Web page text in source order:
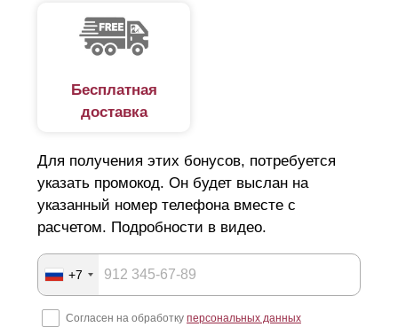
Бесплатная
доставка
Для получения этих бонусов, потребуется
указать промокод. Он будет выслан на
указанный номер телефона вместе с
расчетом. Подробности в видео.
+7
Согласен на обработку персональных данных